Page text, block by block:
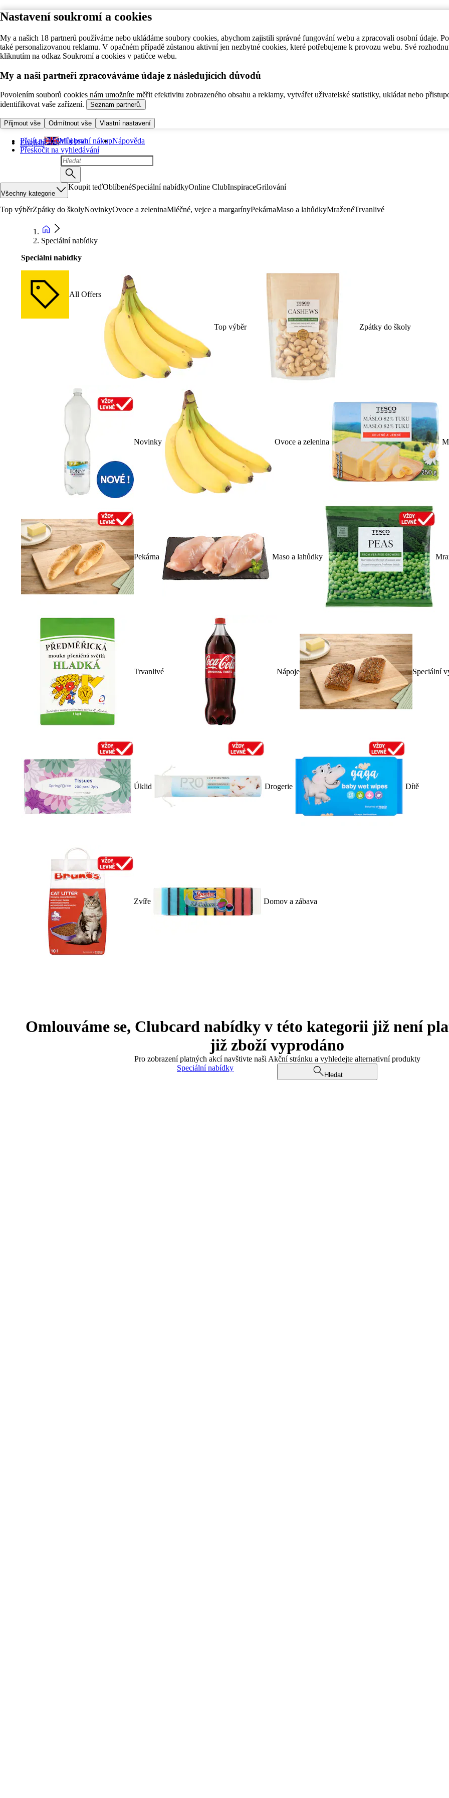
Nastavení soukromí a cookies
My a našich 18 partnerů používáme nebo ukládáme soubory cookies, abychom zajistili správné fungování webu a zpracovali osobní údaje.
také personalizovanou reklamu. V opačném případě zůstanou aktivní jen nezbytné cookies, které potřebujeme k provozu webu. Své
kliknutím na odkaz Soukromí a cookies v patičce webu.
My a naši partneři zpracováváme údaje z následujících důvodů
Povolením souborů cookies nám umožníte měřit efektivitu zobrazeného obsahu a reklamy, vytvářet uživatelské statistiky, ukládat nebo
identifikovat vaše zařízení.
Seznam partnerů.
Přijmout vše Odmítnout vše Vlastní nastavení
Přejít na hlavní obsah
Přeskočit na vyhledávání
English Můj první nákupNápověda
Všechny kategorie
Koupit teďOblíbenéSpeciální nabídkyOnline ClubInspiraceGrilování
Top výběrZpátky do školyNovinkyOvoce a zeleninaMléčné, vejce a margarínyPekárnaMaso a lahůdkyMraženéTrvanlivé
Speciální nabídky
Speciální nabídky
All Offers
Top výběr Zpátky do školy
Novinky Ovoce a zelenina
Pekárna Maso a lahůdky
Trvanlivé Nápoje Speciální
Úklid Drogerie Dítě
Zvíře Domov a zábava
Omlouváme se, Clubcard nabídky v této kategorii již není
již zboží vyprodáno
Pro zobrazení platných akcí navštivte naši Akční stránku a vyhledejte alternativní produkty
Speciální nabídky
Hledat